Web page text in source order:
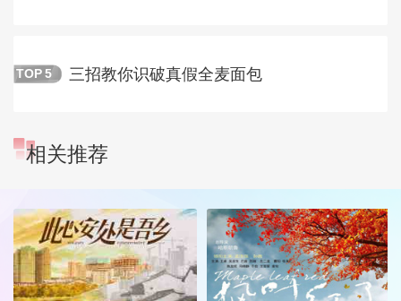
TOP 5 三招教你识破真假全麦面包
相关推荐